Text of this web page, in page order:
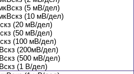
(5 мВ/дел)
(10 мВ/дел)
(20 мВ/дел)
(50 мВ/дел)
(100 мВ/дел)
(200мВ/дел)
(500 мВ/дел)
(1 В/дел)